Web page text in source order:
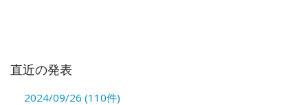
直近の発表
2024/09/26 (110件)